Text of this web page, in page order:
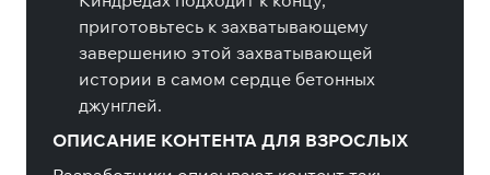
приготовьтесь к захватывающему
завершению этой захватывающей
истории в самом сердце бетонных
джунглей.
ОПИСАНИЕ КОНТЕНТА ДЛЯ ВЗРОСЛЫХ